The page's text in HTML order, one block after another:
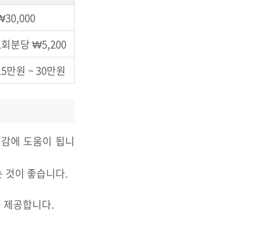
분당 ₩5,200
만원 ~ 30만원
에 도움이 됩니
것이 좋습니다.
제공합니다.